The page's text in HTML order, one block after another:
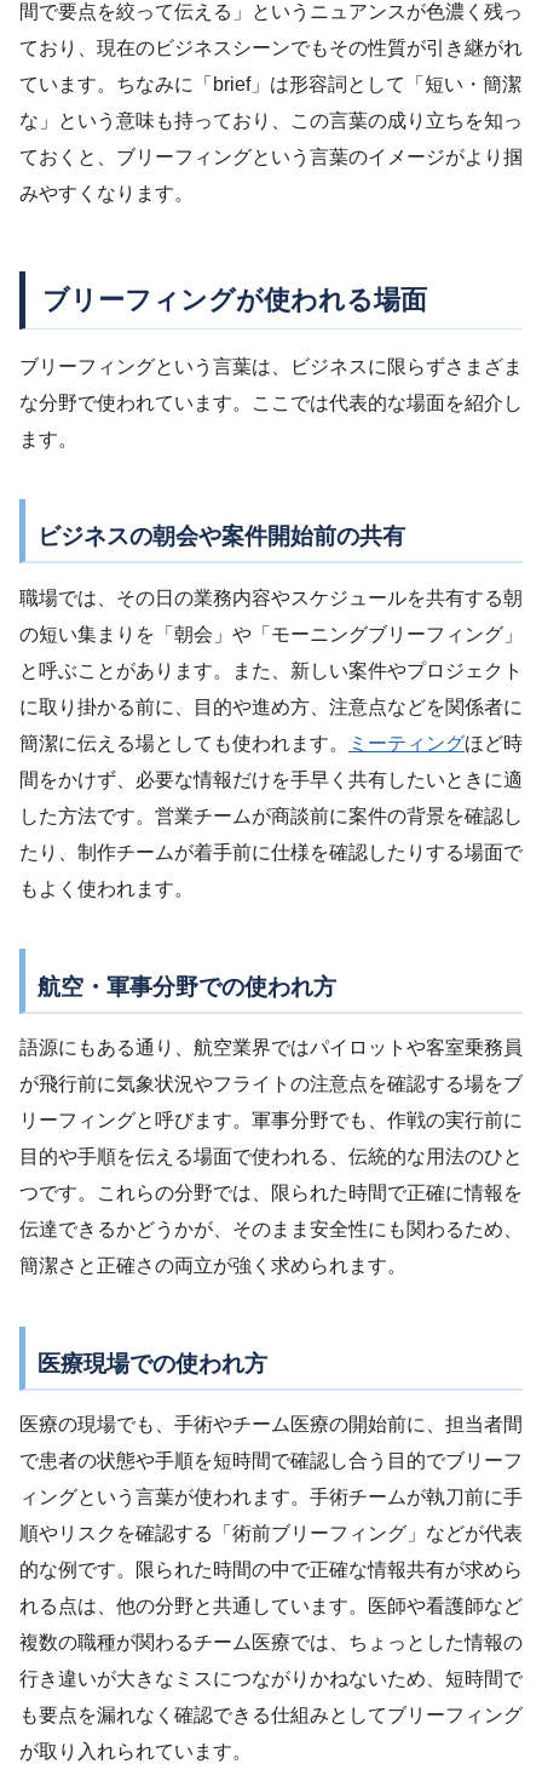
間で要点を絞って伝える」というニュアンスが色濃く残っ
ており、現在のビジネスシーンでもその性質が引き継がれ
ています。ちなみに「brief」は形容詞として「短い・簡潔
な」という意味も持っており、この言葉の成り立ちを知っ
ておくと、ブリーフィングという言葉のイメージがより掴
みやすくなります。
ブリーフィングが使われる場面
ブリーフィングという言葉は、ビジネスに限らずさまざま
な分野で使われています。ここでは代表的な場面を紹介し
ます。
ビジネスの朝会や案件開始前の共有
職場では、その日の業務内容やスケジュールを共有する朝
の短い集まりを「朝会」や「モーニングブリーフィング」
と呼ぶことがあります。また、新しい案件やプロジェクト
に取り掛かる前に、目的や進め方、注意点などを関係者に
簡潔に伝える場としても使われます。
ミーティングほど時
間をかけず、必要な情報だけを手早く共有したいときに適
した方法です。営業チームが商談前に案件の背景を確認し
たり、制作チームが着手前に仕様を確認したりする場面で
もよく使われます。
航空・軍事分野での使われ方
語源にもある通り、航空業界ではパイロットや客室乗務員
が飛行前に気象状況やフライトの注意点を確認する場をブ
リーフィングと呼びます。軍事分野でも、作戦の実行前に
目的や手順を伝える場面で使われる、伝統的な用法のひと
つです。これらの分野では、限られた時間で正確に情報を
伝達できるかどうかが、そのまま安全性にも関わるため、
簡潔さと正確さの両立が強く求められます。
医療現場での使われ方
医療の現場でも、手術やチーム医療の開始前に、担当者間
で患者の状態や手順を短時間で確認し合う目的でブリーフ
ィングという言葉が使われます。手術チームが執刀前に手
順やリスクを確認する「術前ブリーフィング」などが代表
的な例です。限られた時間の中で正確な情報共有が求めら
れる点は、他の分野と共通しています。医師や看護師など
複数の職種が関わるチーム医療では、ちょっとした情報の
行き違いが大きなミスにつながりかねないため、短時間で
も要点を漏れなく確認できる仕組みとしてブリーフィング
が取り入れられています。